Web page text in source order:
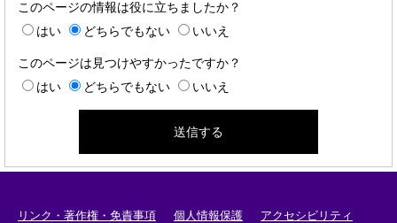
このページの情報は役に立ちましたか？
はい
どちらでもない いいえ
このページは見つけやすかったですか？
はい
どちらでもない いいえ
リンク・著作権・免責事項 個人情報保護 アクセシビリティ